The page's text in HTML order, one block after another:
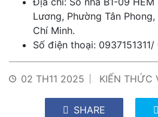
Lương, Phường Tân
Chí Minh.
Số điện thoại: 0937151311/
02 TH11 2025 KIẾN THỨC
SHARE